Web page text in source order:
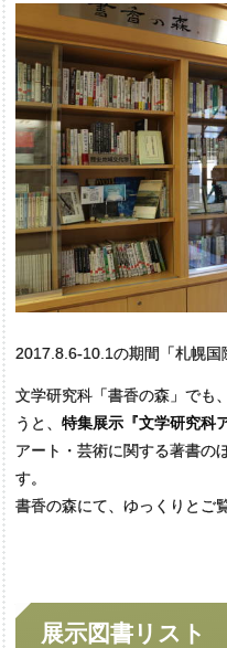
2017.8.6-10.1の期間「札幌国
⽂学研究科「書⾹の森」でも
うと、 特集展⽰『⽂学研究科
アート・芸術に関する著書の
す。
書⾹の森にて、ゆっくりとご
展示図書 リスト